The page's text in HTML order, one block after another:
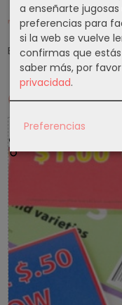
Tu Carrito (0)
El carrito de la
Cupones
a enseñarte
preferencias para
si la web se vuelve
confirmas que
saber más, por
privacidad.
Preferencias